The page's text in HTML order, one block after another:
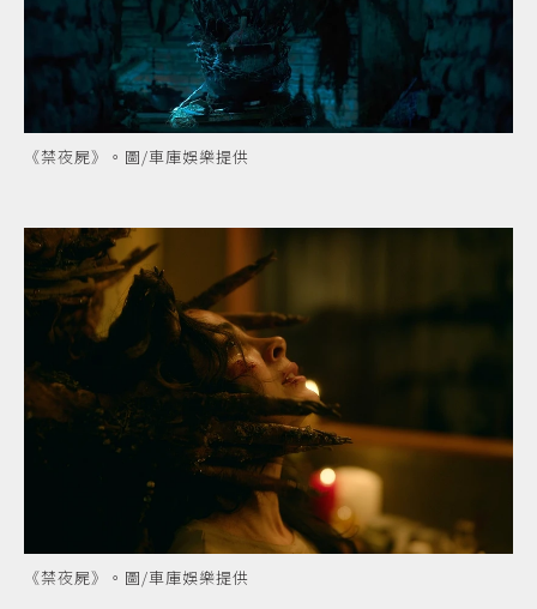
《禁夜屍》。圖/車庫娛樂提供
《禁夜屍》。圖/車庫娛樂提供